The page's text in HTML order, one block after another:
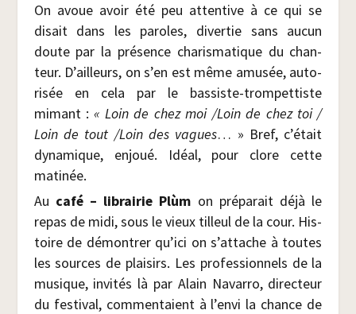
On avoue avoir été peu atten­tive à ce qui se
disait dans les paroles, diver­tie sans aucun
doute par la pré­sence cha­ris­ma­tique du chan­
teur. D’ailleurs, on s’en est même amu­sée, auto­
ri­sée en cela par le bas­siste-trom­pet­tiste
mimant :« Loin de chez moi /​Loin de chez toi /​
Loin de tout /​Loin des vagues… » Bref, c’était
dyna­mique, enjoué. Idéal, pour clore cette
matinée.
Au café – librai­rie Plùm on pré­pa­rait déjà le
repas de midi, sous le vieux tilleul de la cour. His­
toire de démon­trer qu’ici on s’attache à toutes
les sources de plai­sirs. Les pro­fes­sion­nels de la
musique, invi­tés là par Alain Navar­ro, direc­teur
du fes­ti­val, com­men­taient à l’envi la chance de